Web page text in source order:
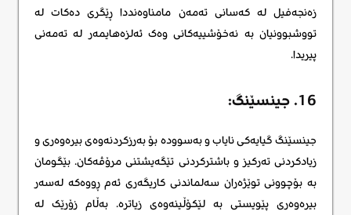
زەنجەفیل لە کەسانی تەمەن مامناوەنددا ڕێگری دەکات لە
تووشبوونیان بە نەخۆشییەکانی وەک ئەلزەهایمەر لە تەمەنی
پیریدا.
16. جینسێنگ:
جینسێنگ گیایەکی نایاب و بەسوودە بۆ بەرزکردنەوەی بیرەوەری و
زیادکردنی تەرکیز و باشترکردنی تێگەیشتنی مرۆڤەکان. بێگومان
بە بۆچوونی توێژەران سەلماندنی کاریگەری ئەم ڕووەکە لەسەر
بیرەوەری پێویستی بە لێکۆڵینەوەی زیاترە. بەڵام زۆرێک لە